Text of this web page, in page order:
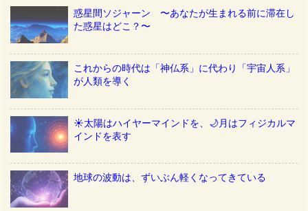
惑星間ソジャーン 〜あなたが生まれる前に滞在し
た惑星はどこ？〜
これからの時代は「神仏系」に代わり「宇宙人系」
が人類を導く
☀️太陽はハイヤーマインドを、🌙月はフィジカルマ
インドを表す
地球の波動は、ずいぶん軽くなってきている